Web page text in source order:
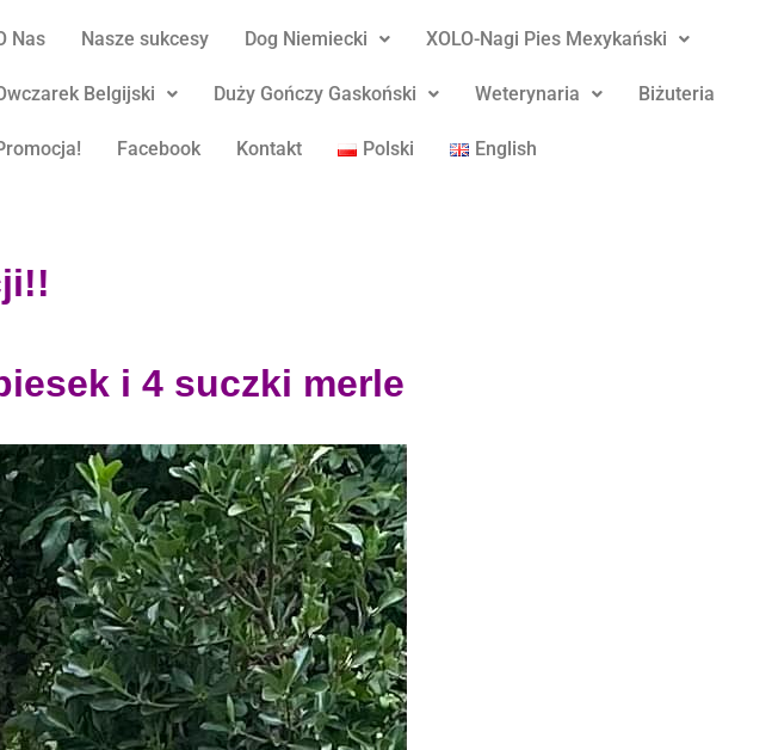
Nas Nasze sukcesy Dog Niemiecki XOLO-Nagi Pies Mexykański
Belgijski Duży Gończy Gaskoński Weterynaria Biżuteria
Facebook Kontakt Polski English
i 4 suczki merle